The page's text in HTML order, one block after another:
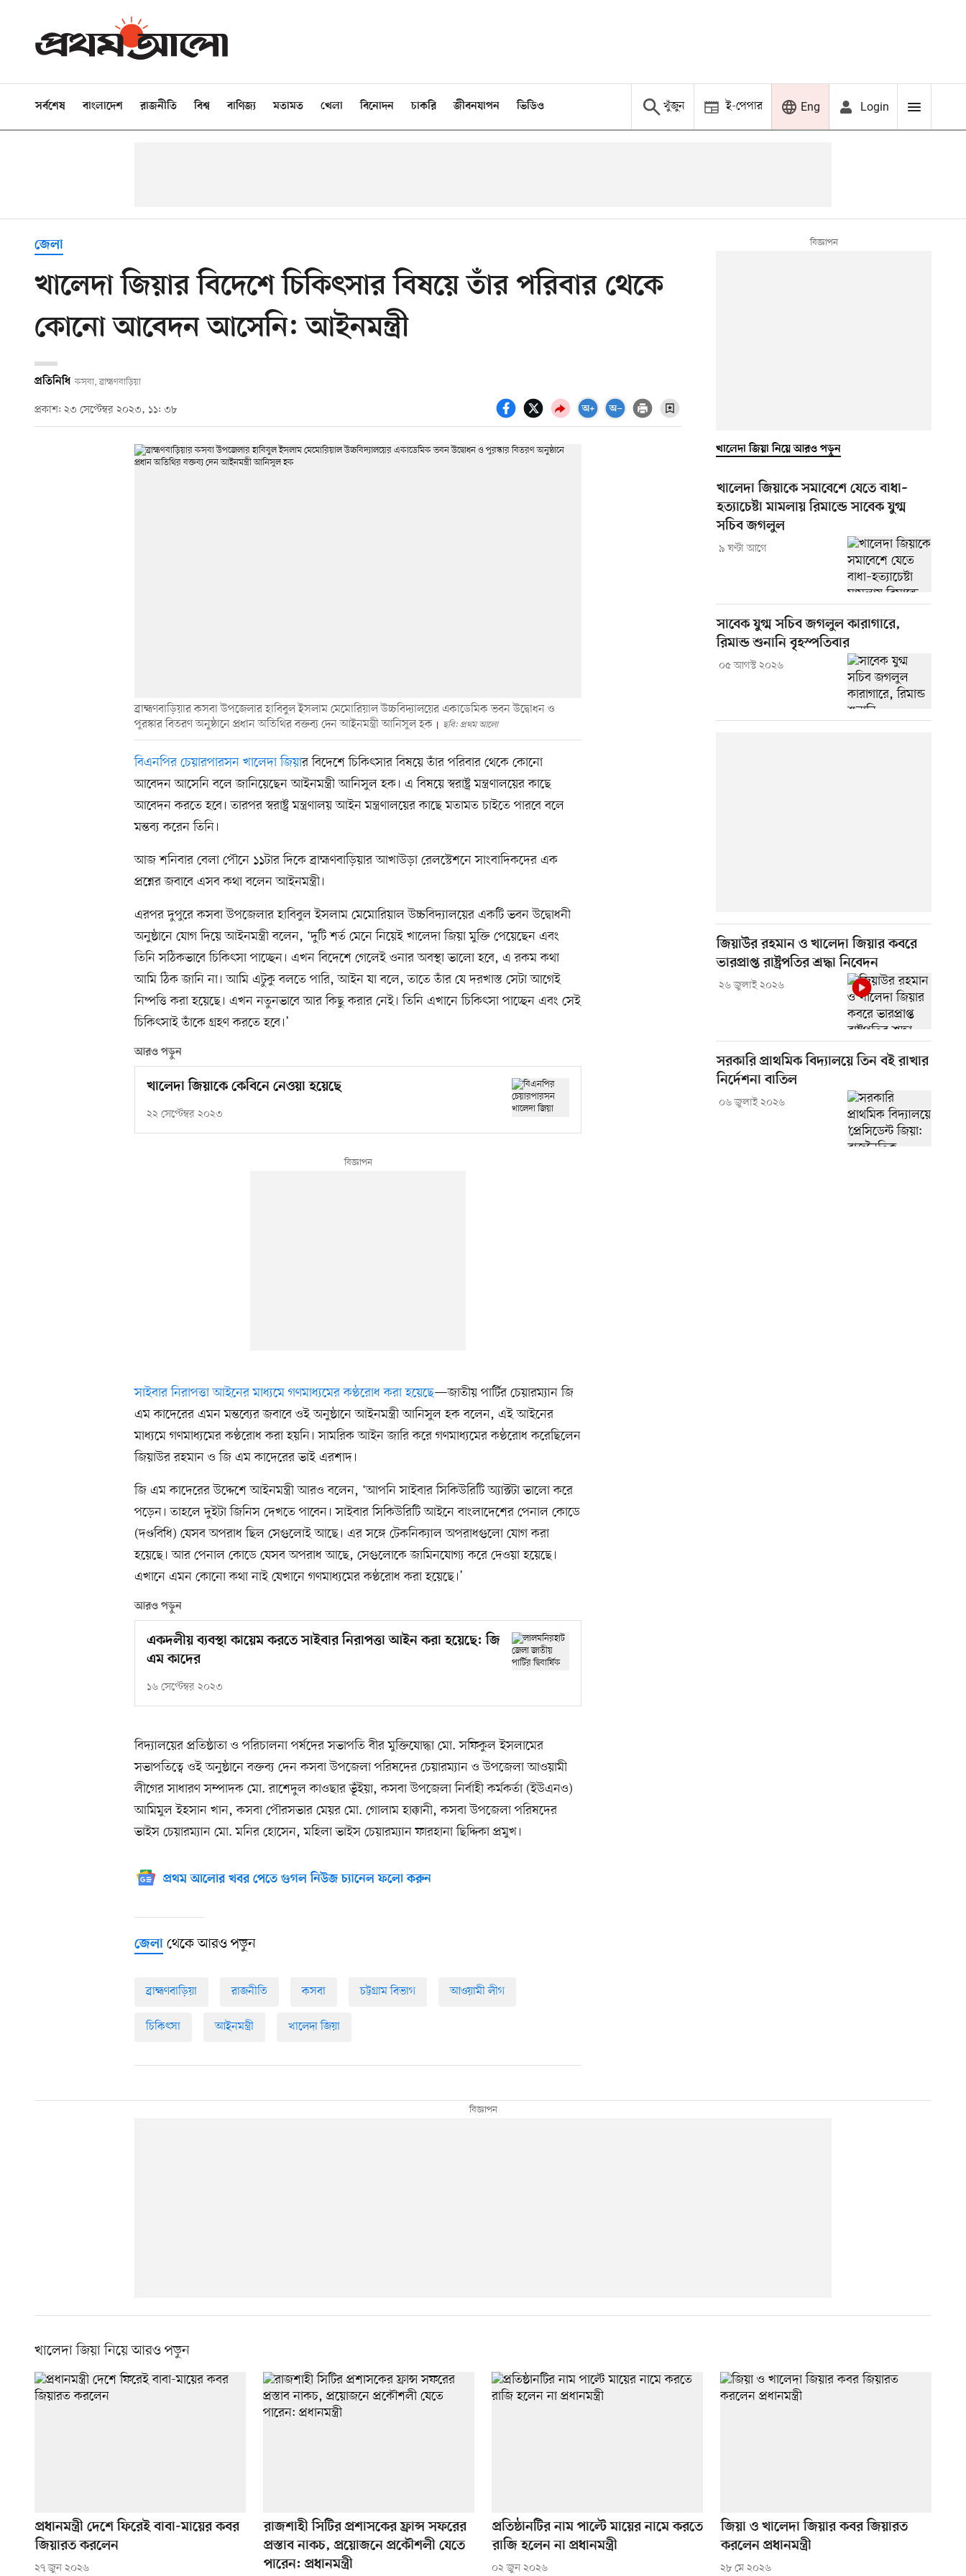
সর্বশেষ বাংলাদেশ রাজনীতি বিশ্ব বাণিজ্য মতামত খেলা বিনোদন চাকরি জীবনযাপন ভিডিও খুঁজুন ই-পেপার Eng Login
জেলা
খালেদা জিয়ার বিদেশে চিকিৎসার বিষয়ে তাঁর পরিবার থেকে
কোনো আবেদন আসেনি: আইনমন্ত্রী
প্রতিনিধি কসবা, ব্রাহ্মণবাড়িয়া
প্রকাশ: ২৩ সেপ্টেম্বর ২০২৩, ১১: ৩৮
ব্রাহ্মণবাড়িয়ার কসবা উপজেলার হাবিবুল ইসলাম মেমোরিয়াল উচ্চবিদ্যালয়ের একাডেমিক ভবন উদ্বোধন ও
পুরস্কার বিতরণ অনুষ্ঠানে প্রধান অতিথির বক্তব্য দেন আইনমন্ত্রী আনিসুল হক
ছবি: প্রথম আলো
বিএনপির চেয়ারপারসন খালেদা জিয়ার বিদেশে চিকিৎসার বিষয়ে তাঁর পরিবার থেকে কোনো
আবেদন আসেনি বলে জানিয়েছেন আইনমন্ত্রী আনিসুল হক। এ বিষয়ে স্বরাষ্ট্র মন্ত্রণালয়ের কাছে
আবেদন করতে হবে। তারপর স্বরাষ্ট্র মন্ত্রণালয় আইন মন্ত্রণালয়ের কাছে মতামত চাইতে পারবে বলে
মন্তব্য করেন তিনি।
আজ শনিবার বেলা পৌনে ১১টার দিকে ব্রাহ্মণবাড়িয়ার আখাউড়া রেলস্টেশনে সাংবাদিকদের এক
প্রশ্নের জবাবে এসব কথা বলেন আইনমন্ত্রী।
এরপর দুপুরে কসবা উপজেলার হাবিবুল ইসলাম মেমোরিয়াল উচ্চবিদ্যালয়ের একটি ভবন উদ্বোধনী
অনুষ্ঠানে যোগ দিয়ে আইনমন্ত্রী বলেন, ‘দুটি শর্ত মেনে নিয়েই খালেদা জিয়া মুক্তি পেয়েছেন এবং
তিনি সঠিকভাবে চিকিৎসা পাচ্ছেন। এখন বিদেশে গেলেই ওনার অবস্থা ভালো হবে, এ রকম কথা
আমি ঠিক জানি না। আমি এটুকু বলতে পারি, আইন যা বলে, তাতে তাঁর যে দরখাস্ত সেটা আগেই
নিষ্পত্তি করা হয়েছে। এখন নতুনভাবে আর কিছু করার নেই। তিনি এখানে চিকিৎসা পাচ্ছেন এবং সেই
চিকিৎসাই তাঁকে গ্রহণ করতে হবে।’
আরও পড়ুন
খালেদা জিয়াকে কেবিনে নেওয়া হয়েছে
২২ সেপ্টেম্বর ২০২৩
সাইবার নিরাপত্তা আইনের মাধ্যমে গণমাধ্যমের কণ্ঠরোধ করা হয়েছে—জাতীয় পার্টির চেয়ারম্যান জি
এম কাদেরের এমন মন্তব্যের জবাবে ওই অনুষ্ঠানে আইনমন্ত্রী আনিসুল হক বলেন, এই আইনের
মাধ্যমে গণমাধ্যমের কণ্ঠরোধ করা হয়নি। সামরিক আইন জারি করে গণমাধ্যমের কণ্ঠরোধ করেছিলেন
জিয়াউর রহমান ও জি এম কাদেরের ভাই এরশাদ।
জি এম কাদেরের উদ্দেশে আইনমন্ত্রী আরও বলেন, ‘আপনি সাইবার সিকিউরিটি অ্যাক্টটা ভালো করে
পড়েন। তাহলে দুইটা জিনিস দেখতে পাবেন। সাইবার সিকিউরিটি আইনে বাংলাদেশের পেনাল কোডে
(দণ্ডবিধি) যেসব অপরাধ ছিল সেগুলোই আছে। এর সঙ্গে টেকনিক্যাল অপরাধগুলো যোগ করা
হয়েছে। আর পেনাল কোডে যেসব অপরাধ আছে, সেগুলোকে জামিনযোগ্য করে দেওয়া হয়েছে।
এখানে এমন কোনো কথা নাই যেখানে গণমাধ্যমের কণ্ঠরোধ করা হয়েছে।’
আরও পড়ুন
একদলীয় ব্যবস্থা কায়েম করতে সাইবার নিরাপত্তা আইন করা হয়েছে: জি
এম কাদের
১৬ সেপ্টেম্বর ২০২৩
বিদ্যালয়ের প্রতিষ্ঠাতা ও পরিচালনা পর্ষদের সভাপতি বীর মুক্তিযোদ্ধা মো. সফিকুল ইসলামের
সভাপতিত্বে ওই অনুষ্ঠানে বক্তব্য দেন কসবা উপজেলা পরিষদের চেয়ারম্যান ও উপজেলা আওয়ামী
লীগের সাধারণ সম্পাদক মো. রাশেদুল কাওছার ভূঁইয়া, কসবা উপজেলা নির্বাহী কর্মকর্তা (ইউএনও)
আমিমুল ইহসান খান, কসবা পৌরসভার মেয়র মো. গোলাম হাক্কানী, কসবা উপজেলা পরিষদের
ভাইস চেয়ারম্যান মো. মনির হোসেন, মহিলা ভাইস চেয়ারম্যান ফারহানা ছিদ্দিকা প্রমুখ।
প্রথম আলোর খবর পেতে গুগল নিউজ চ্যানেল ফলো করুন
জেলা থেকে আরও পড়ুন
ব্রাহ্মণবাড়িয়া রাজনীতি কসবা চট্টগ্রাম বিভাগ আওয়ামী লীগ
চিকিৎসা আইনমন্ত্রী খালেদা জিয়া
খালেদা জিয়া নিয়ে আরও পড়ুন
খালেদা জিয়াকে সমাবেশে যেতে বাধা–
হত্যাচেষ্টা মামলায় রিমান্ডে সাবেক যুগ্ম
সচিব জগলুল
৯ ঘণ্টা আগে
সাবেক যুগ্ম সচিব জগলুল কারাগারে,
রিমান্ড শুনানি বৃহস্পতিবার
০৫ আগস্ট ২০২৬
জিয়াউর রহমান ও খালেদা জিয়ার কবরে
ভারপ্রাপ্ত রাষ্ট্রপতির শ্রদ্ধা নিবেদন
২৬ জুলাই ২০২৬
সরকারি প্রাথমিক বিদ্যালয়ে তিন বই রাখার
নির্দেশনা বাতিল
০৬ জুলাই ২০২৬
খালেদা জিয়া নিয়ে আরও পড়ুন
প্রধানমন্ত্রী দেশে ফিরেই বাবা-মায়ের কবর
জিয়ারত করলেন
২৭ জুন ২০২৬
রাজশাহী সিটির প্রশাসকের ফ্রান্স সফরের
প্রস্তাব নাকচ, প্রয়োজনে প্রকৌশলী যেতে
পারেন: প্রধানমন্ত্রী
প্রতিষ্ঠানটির নাম পাল্টে মায়ের নামে করতে
রাজি হলেন না প্রধানমন্ত্রী
০২ জুন ২০২৬
জিয়া ও খালেদা জিয়ার কবর জিয়ারত
করলেন প্রধানমন্ত্রী
২৮ মে ২০২৬